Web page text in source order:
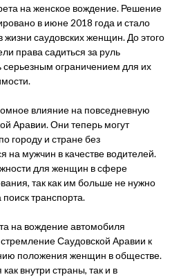
на женское вождение. Решение
в июне 2018 года и стало
саудовских женщин. До этого
права садиться за руль
серьезным ограничением для их
влияние на повседневную
Аравии. Они теперь могут
городу и стране без
на мужчин в качестве водителей.
для женщин в сфере
так как им больше не нужно
транспорта.
на вождение автомобиля
Саудовской Аравии к
положения женщин в обществе.
внутри страны, так и в